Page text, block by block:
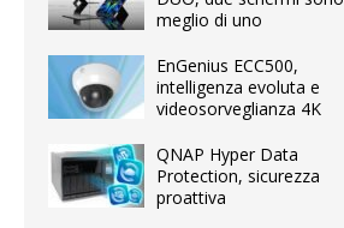
meglio di uno
EnGenius ECC500,
intelligenza evoluta e
videosorveglianza 4K
QNAP Hyper Data
Protection, sicurezza
proattiva